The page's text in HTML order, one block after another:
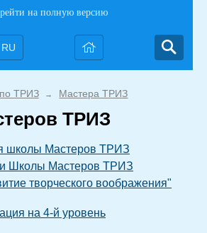
на полную версию
RU
ТРИЗ → Мастера ТРИЗ
ТРИЗ
школы Мастеров ТРИЗ
Школы Мастеров ТРИЗ
творческого воображения"
на 4-й уровень